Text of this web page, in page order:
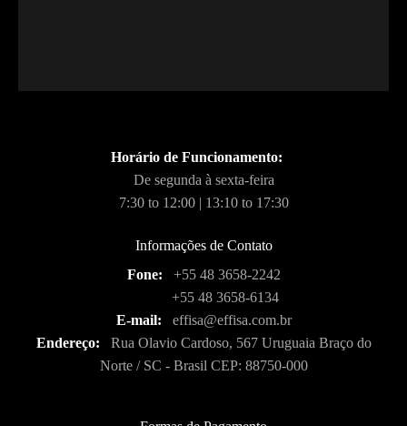
Horário de Funcionamento:
De segunda à sexta-feira
7:30 to 12:00 | 13:10 to 17:30
Informações de Contato
Fone:
+55 48 3658-2242
+55 48 3658-6134
E-mail:
effisa@effisa.com.br
Endereço:
Rua Olavio Cardoso, 567 Uruguaia Braço do
Norte / SC - Brasil CEP: 88750-000